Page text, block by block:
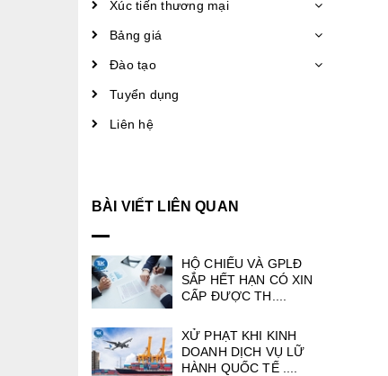
Xúc tiến thương mại
Bảng giá
Đào tạo
Tuyển dụng
Liên hệ
BÀI VIẾT LIÊN QUAN
HỘ CHIẾU VÀ GPLĐ
SẮP HẾT HẠN CÓ XIN
CẤP ĐƯỢC TH....
XỬ PHẠT KHI KINH
DOANH DỊCH VỤ LỮ
HÀNH QUỐC TẾ ....